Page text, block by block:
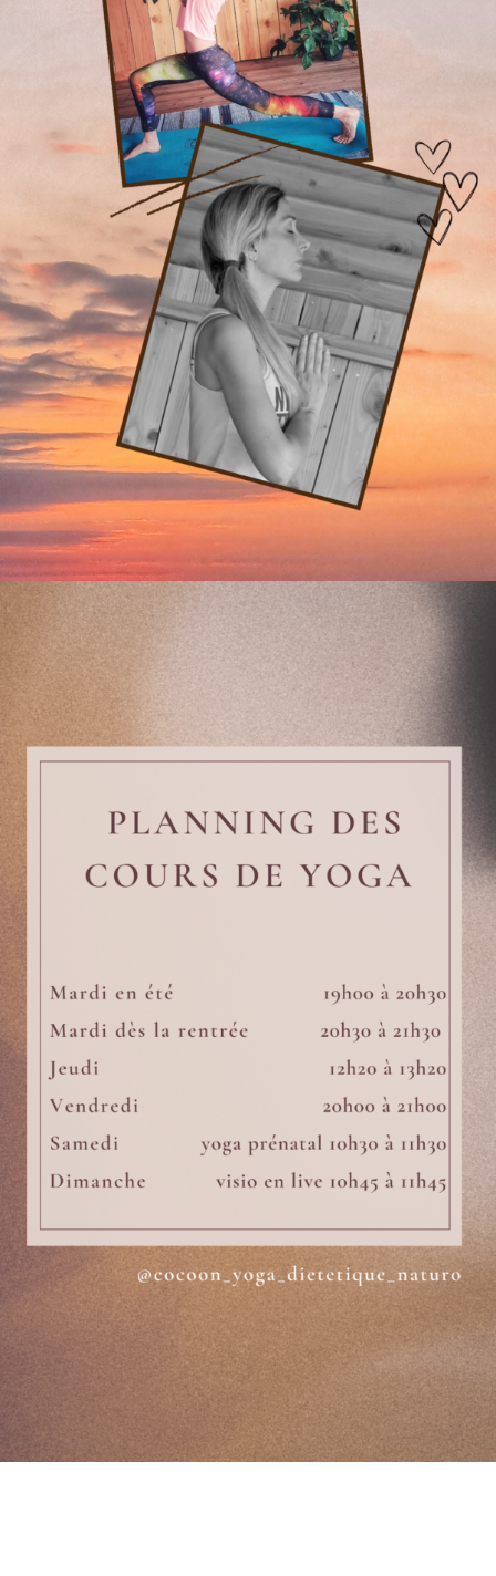
Massages
Soins énergétiques
Séances d’ HypnoSophro
Contact- Yoga, Pilates, Massages et Naturopathie à
Bruges, Eysines et Bordeaux